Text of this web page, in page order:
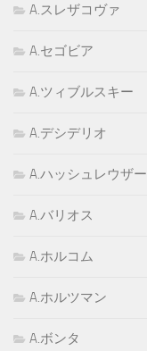
A.スレザコヴァ
A.セゴビア
A.ツィブルスキー
A.デシデリオ
A.ハッシュレウザー
A.バリオス
A.ホルコム
A.ホルツマン
A.ボンタ